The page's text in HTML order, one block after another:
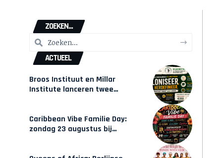
ZOEKEN...
ACTUEEL
Broos Instituut en Millar
Institute lanceren twee
Caribbean Vibe Familie Day:
zondag 23 augustus bij